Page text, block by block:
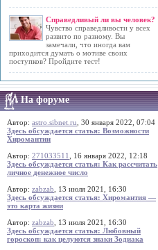
Справедливый ли вы человек?
Чувство справедливости у всех
развито по разному. Вы
замечали, что иногда вам
приходится думать о мотиве своих
поступков? Пройдите тест!
На форуме
Автор: astro.sibnet.ru , 30 января 2022, 07:04
Здесь обсуждается статья: Возможности
Хиромантии
Автор: 271033511
, 16 января 2022, 12:18
Здесь обсуждается статья: Как рассчитать
личное денежное число
Автор: zabzab , 13 июля 2021, 16:30
Здесь обсуждается статья: Хиромантия —
это карта жизни
Автор: zabzab , 13 июля 2021, 16:30
Здесь обсуждается статья: Любовный
гороскоп: как целуются знаки Зодиака